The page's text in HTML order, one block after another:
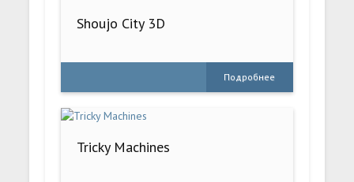
Shoujo City 3D
Подробнее
Tricky Machines